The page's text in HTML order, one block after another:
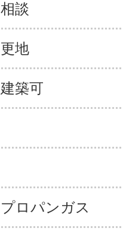
相談
更地
建築可
プロパンガス